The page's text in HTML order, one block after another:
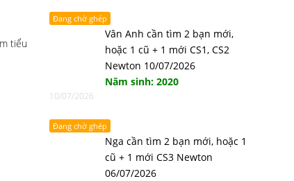
tiểu
Đang chờ ghép
Vân Anh cần tìm 2 bạn mới,
hoặc 1 cũ + 1 mới CS1, CS2
Newton 10/07/2026
Năm sinh: 2020
10/07/2026
Đang chờ ghép
Nga cần tìm 2 bạn mới, hoặc 1
cũ + 1 mới CS3 Newton
06/07/2026